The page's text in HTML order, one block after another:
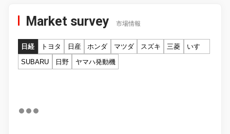
Market survey 市場情報
日経 トヨタ 日産 ホンダ マツダ スズキ 三菱
いすゞ
SUBARU
日野 ヤマハ発動機